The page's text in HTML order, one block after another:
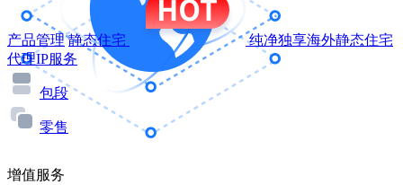
产品管理 静态住宅
纯净独享海外静态住宅
代理IP服务
包段
零售
增值服务